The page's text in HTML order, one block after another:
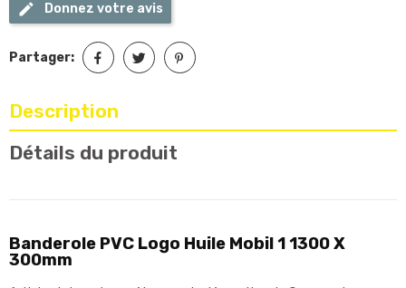
Donnez votre avis
Partager:
Description
Détails du produit
Banderole PVC Logo Huile Mobil 1 1300 X
300mm